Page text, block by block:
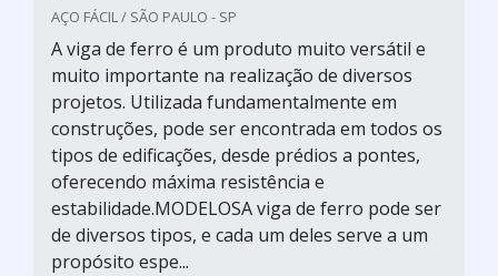
AÇO FÁCIL / SÃO PAULO - SP
A viga de ferro é um produto muito versátil e
muito importante na realização de diversos
projetos. Utilizada fundamentalmente em
construções, pode ser encontrada em todos os
tipos de edificações, desde prédios a pontes,
oferecendo máxima resistência e
estabilidade.MODELOSA viga de ferro pode ser
de diversos tipos, e cada um deles serve a um
propósito espe...